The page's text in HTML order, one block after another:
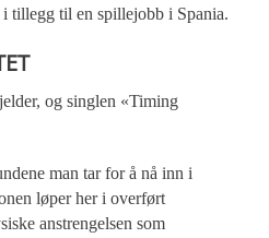
tillegg til en spillejobb i Spania.
og singlen «Timing
man tar for å nå inn i
løper her i overført
anstrengelsen som